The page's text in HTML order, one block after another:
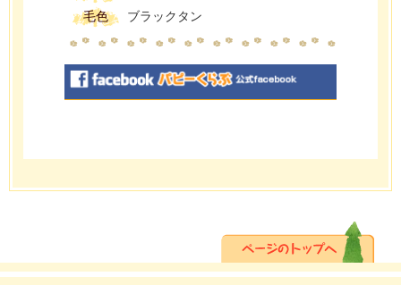
毛色
ブラックタン